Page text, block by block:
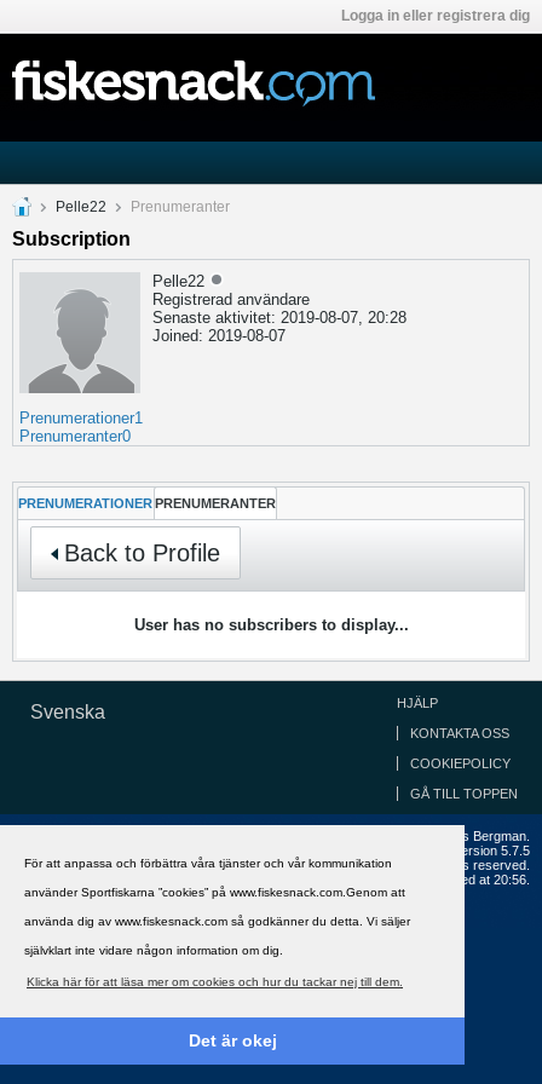
För att anpassa och förbättra våra tjänster och vår kommunikation
använder Sportfiskarna ”cookies” på www.fiskesnack.com.Genom att
använda dig av www.fiskesnack.com så godkänner du detta. Vi säljer
självklart inte vidare någon information om dig.
Klicka här för att läsa mer om cookies och hur du tackar nej till dem.
Det är okej
Logga in eller registrera dig
Pelle22 Prenumeranter
Subscription
Pelle22
Registrerad användare
Senaste aktivitet: 2019-08-07, 20:28
Joined: 2019-08-07
Prenumerationer1
Prenumeranter0
PRENUMERATIONER PRENUMERANTER
Back to Profile
User has no subscribers to display...
Svenska HJÄLP
KONTAKTA OSS
COOKIEPOLICY
GÅ TILL TOPPEN
Copyright ©2002 - 2021, FiskeSnack.com. Grundad 2002 av Anders Bergman.
Version 5.7.5
Copyright © 2026 MH Sub I, LLC dba vBulletin. All rights reserved.
All times are GMT+1. This page was generated at 20:56.